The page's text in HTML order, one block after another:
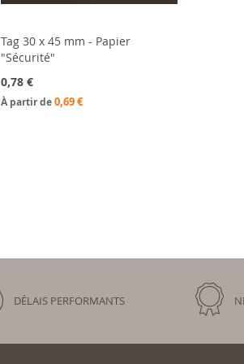
Ajouter au panier
Tag 30 x 45 mm - Papier
"Sécurité"
0,78 €
À partir de0,69 €
DÉLAIS PERFORMANTS